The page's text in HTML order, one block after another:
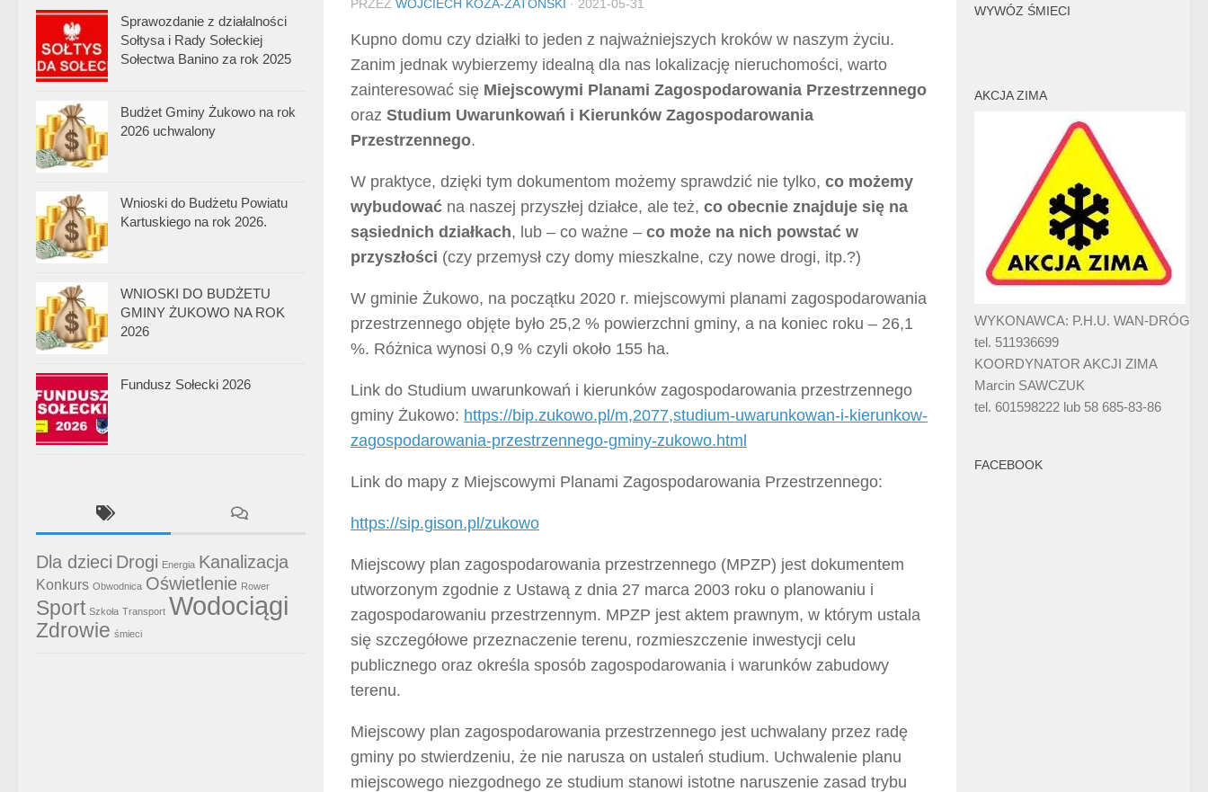
PRZEZ WOJCIECH KOZA-ZATOŃSKI · 2021-05-31
Kupno domu czy działki to jeden z najważniejszych kroków w naszym życiu.
Zanim jednak wybierzemy idealną dla nas lokalizację nieruchomości, warto
zainteresować się Miejscowymi Planami Zagospodarowania Przestrzennego
oraz Studium Uwarunkowań i Kierunków Zagospodarowania
Przestrzennego.
W praktyce, dzięki tym dokumentom możemy sprawdzić nie tylko, co możemy
wybudować na naszej przyszłej działce, ale też, co obecnie znajduje się na
sąsiednich działkach, lub – co ważne – co może na nich powstać w
przyszłości (czy przemysł czy domy mieszkalne, czy nowe drogi, itp.?)
W gminie Żukowo, na początku 2020 r. miejscowymi planami zagospodarowania
przestrzennego objęte było 25,2 % powierzchni gminy, a na koniec roku – 26,1
%. Różnica wynosi 0,9 % czyli około 155 ha.
Link do Studium uwarunkowań i kierunków zagospodarowania przestrzennego
gminy Żukowo: https://bip.zukowo.pl/m,2077,studium-uwarunkowan-i-kierunkow-
zagospodarowania-przestrzennego-gminy-zukowo.html
Link do mapy z Miejscowymi Planami Zagospodarowania Przestrzennego:
https://sip.gison.pl/zukowo
Miejscowy plan zagospodarowania przestrzennego (MPZP) jest dokumentem
utworzonym zgodnie z Ustawą z dnia 27 marca 2003 roku o planowaniu i
zagospodarowaniu przestrzennym. MPZP jest aktem prawnym, w którym ustala
się szczegółowe przeznaczenie terenu, rozmieszczenie inwestycji celu
publicznego oraz określa sposób zagospodarowania i warunków zabudowy
terenu.
Miejscowy plan zagospodarowania przestrzennego jest uchwalany przez radę
gminy po stwierdzeniu, że nie narusza on ustaleń studium. Uchwalenie planu
miejscowego niezgodnego ze studium stanowi istotne naruszenie zasad trybu
Sprawozdanie z działalności
Sołtysa i Rady Sołeckiej
Sołectwa Banino za rok 2025
Budżet Gminy Żukowo na rok
2026 uchwalony
Wnioski do Budżetu Powiatu
Kartuskiego na rok 2026.
WNIOSKI DO BUDŻETU
GMINY ŻUKOWO NA ROK
2026
Fundusz Sołecki 2026
Dla dzieci Drogi Energia Kanalizacja
Konkurs Obwodnica Oświetlenie Rower
Sport Szkoła Transport Wodociągi
Zdrowie śmieci
WYWÓZ ŚMIECI
AKCJA ZIMA
WYKONAWCA: P.H.U. WAN-DRÓG
tel. 511936699
KOORDYNATOR AKCJI ZIMA
Marcin SAWCZUK
tel. 601598222 lub 58 685-83-86
FACEBOOK